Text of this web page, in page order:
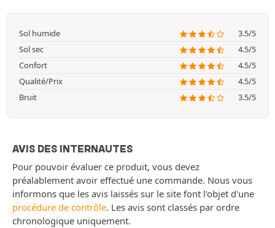
Sol humide
3.5/5
Sol sec
4.5/5
Confort
4.5/5
Qualité/Prix
4.5/5
Bruit
3.5/5
AVIS DES INTERNAUTES
Pour pouvoir évaluer ce produit, vous devez
préalablement avoir effectué une commande. Nous vous
informons que les avis laissés sur le site font l'objet d'une
procédure de contrôle. Les avis sont classés par ordre
chronologique uniquement.